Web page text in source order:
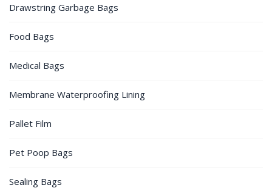
Drawstring Garbage Bags
Food Bags
Medical Bags
Membrane Waterproofing Lining
Pallet Film
Pet Poop Bags
Sealing Bags